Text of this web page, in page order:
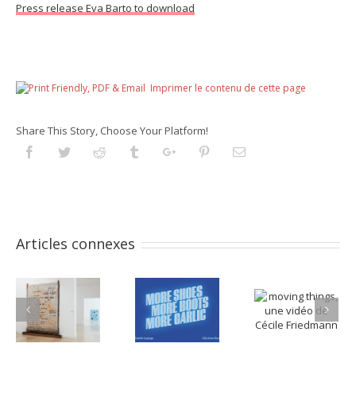
Press release Eva Barto to download
Imprimer le contenu de cette page
Share This Story, Choose Your Platform!
FacebookTwitterReddit TumblrGoogleplusPinterestEmail
Articles connexes